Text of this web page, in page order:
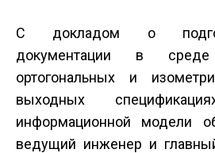
С докладом о
документации в
ортогональных и
выходных
информационной модели
ведущий инженер и